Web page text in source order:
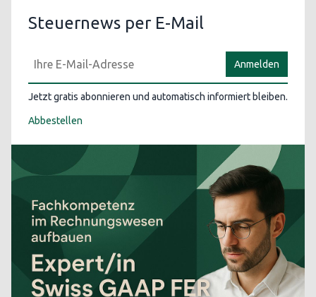
Steuernews per E-Mail
Anmelden
Jetzt gratis abonnieren und automatisch informiert bleiben.
Abbestellen